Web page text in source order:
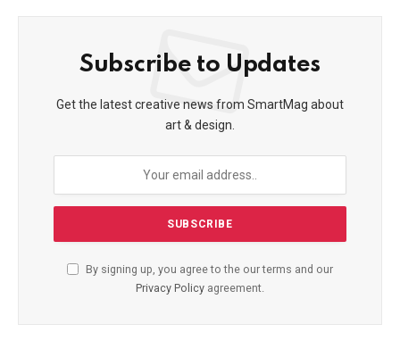
Subscribe to Updates
Get the latest creative news from SmartMag about
art & design.
By signing up, you agree to the our terms and our
Privacy Policy agreement.